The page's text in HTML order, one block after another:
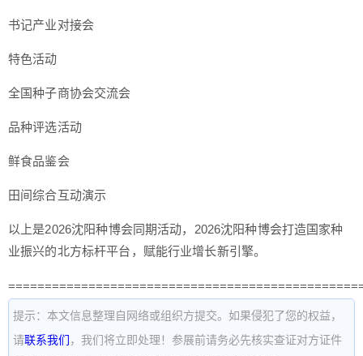
书记产业对接会
特色活动
全国种子商协会交流会
品种评选活动
鲜食品鉴会
田间综合互动演示
以上是2026沈阳种博会同期活动，2026沈阳种博会打造国家种
业振兴的北方标杆平台，赋能行业增长新引擎。
提示：本文信息整理自网络或组织方提交。如果侵犯了您的权益，
请联系我们 ，我们将立即处理！参展前请务必先核实查证对方证件